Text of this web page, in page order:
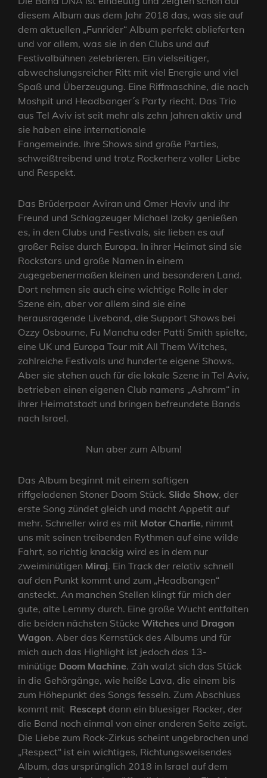
diesem Album aus dem Jahr 2018 das, was sie auf
dem aktuellen „Funrider“ Album perfekt ablieferten
und vor allem, was sie in den Clubs und auf
Festivalbühnen zelebrieren. Ein vielseitiger,
abwechslungsreicher Ritt mit viel Energie und viel
Spaß und Überzeugung. Eine Riffmaschine, die nach
Moshpit und Headbanger´s Party riecht. Das Trio
aus Tel Aviv ist seit mehr als zehn Jahren aktiv und
sie haben eine internationale
Fangemeinde. Ihre Shows sind große Parties,
schweißtreibend und trotz Rockerherz voller Liebe
und Respekt.
Das Brüderpaar Aviran und Omer Haviv und ihr
Freund und Schlagzeuger Michael Izaky genießen
es, in den Clubs und Festivals, sie lieben es auf
großer Reise durch Europa. In ihrer Heimat sind sie
Rockstars und große Namen in einem
zugegebenermaßen kleinen und besonderen Land.
Dort nehmen sie auch eine wichtige Rolle in der
Szene ein, aber vor allem sind sie eine
herausragende Liveband, die Support Shows bei
Ozzy Osbourne, Fu Manchu oder Patti Smith spielte,
eine UK und Europa Tour mit All Them Witches,
zahlreiche Festivals und hunderte eigene Shows.
Aber sie stehen auch für die lokale Szene in Tel Aviv,
betrieben einen eigenen Club namens „Ashram“ in
ihrer Heimatstadt und bringen befreundete Bands
nach Israel.
Nun aber zum Album!
Das Album beginnt mit einem saftigen
riffgeladenen Stoner Doom Stück. Slide Show, der
erste Song zündet gleich und macht Appetit auf
mehr. Schneller wird es mit Motor Charlie, nimmt
uns mit seinen treibenden Rythmen auf eine wilde
Fahrt, so richtig knackig wird es in dem nur
zweiminütigen Miraj. Ein Track der relativ schnell
auf den Punkt kommt und zum „Headbangen“
ansteckt. An manchen Stellen klingt für mich der
gute, alte Lemmy durch. Eine große Wucht entfalten
die beiden nächsten Stücke Witches und Dragon
Wagon. Aber das Kernstück des Albums und für
mich auch das Highlight ist jedoch das 13-
minütige Doom Machine. Zäh walzt sich das Stück
in die Gehörgänge, wie heiße Lava, die einem bis
zum Höhepunkt des Songs fesseln. Zum Abschluss
kommt mit Rescept dann ein bluesiger Rocker, der
die Band noch einmal von einer anderen Seite zeigt.
Die Liebe zum Rock-Zirkus scheint ungebrochen und
„Respect“ ist ein wichtiges, Richtungsweisendes
Album, das ursprünglich 2018 in Israel auf dem